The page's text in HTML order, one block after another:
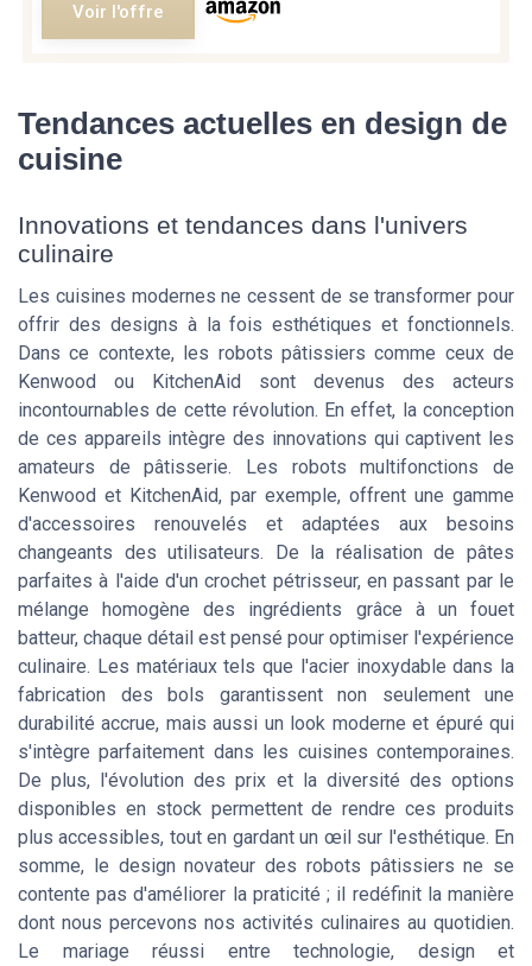
Voir l'offre
Tendances actuelles en design de
cuisine
Innovations et tendances dans l'univers
culinaire
Les cuisines modernes ne cessent de se transformer pour
offrir des designs à la fois esthétiques et fonctionnels.
Dans ce contexte, les robots pâtissiers comme ceux de
Kenwood ou KitchenAid sont devenus des acteurs
incontournables de cette révolution. En effet, la conception
de ces appareils intègre des innovations qui captivent les
amateurs de pâtisserie. Les robots multifonctions de
Kenwood et KitchenAid, par exemple, offrent une gamme
d'accessoires renouvelés et adaptées aux besoins
changeants des utilisateurs. De la réalisation de pâtes
parfaites à l'aide d'un crochet pétrisseur, en passant par le
mélange homogène des ingrédients grâce à un fouet
batteur, chaque détail est pensé pour optimiser l'expérience
culinaire. Les matériaux tels que l'acier inoxydable dans la
fabrication des bols garantissent non seulement une
durabilité accrue, mais aussi un look moderne et épuré qui
s'intègre parfaitement dans les cuisines contemporaines.
De plus, l'évolution des prix et la diversité des options
disponibles en stock permettent de rendre ces produits
plus accessibles, tout en gardant un œil sur l'esthétique. En
somme, le design novateur des robots pâtissiers ne se
contente pas d'améliorer la praticité ; il redéfinit la manière
dont nous percevons nos activités culinaires au quotidien.
Le mariage réussi entre technologie, design et